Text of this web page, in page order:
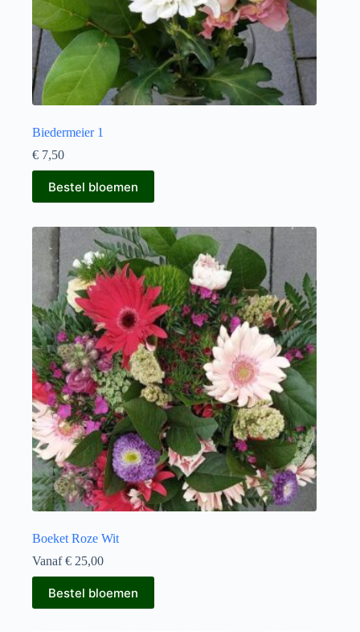
Biedermeier 1
€ 7,50
Bestel bloemen
Boeket Roze Wit
Vanaf€ 25,00
Bestel bloemen
Dit
product
heeft